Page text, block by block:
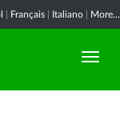
Français Italiano More...